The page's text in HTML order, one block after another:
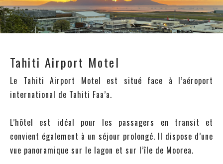
Tahiti Airport Motel
Le Tahiti Airport Motel est situé face à l’aéroport
international de Tahiti Faa’a.
L’hôtel est idéal pour les passagers en transit et
convient également à un séjour prolongé. Il dispose d’une
vue panoramique sur le lagon et sur l’île de Moorea.